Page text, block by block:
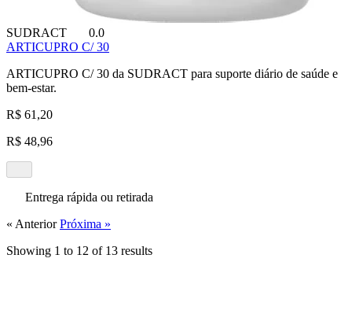
SUDRACT
0.0
ARTICUPRO C/ 30
ARTICUPRO C/ 30 da SUDRACT para suporte diário de saúde e
bem-estar.
R$ 61,20
R$ 48,96
Entrega rápida ou retirada
« AnteriorPróxima »
Showing 1 to 12 of 13 results